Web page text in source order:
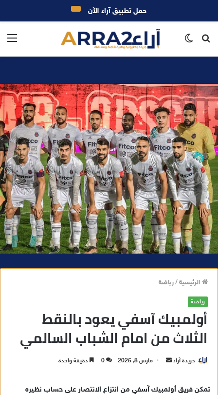
بحث
الرئيسية/رياضة
رياضة
أولمبيك آسفي يعود بالنقط
الثلاث من امام الشباب السالمي
جريدة آراء مارس 8, 2025 0 دقيقة واحدة
تمكن فريق أولمبيك آسفي من انتزاع الانتصار على حساب نظيره
حمل تطبيق آراء الآن